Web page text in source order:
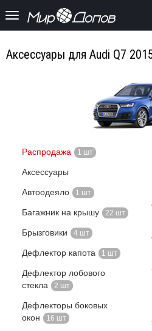
Аксессуары для Audi Q7
Распродажа 1 шт
Аксессуары
Автоодеяло 1 шт
Багажник на крышу 22 шт
Брызговики 4 шт
Дефлектор капота 1 шт
Дефлектор лобового
стекла
2 шт
Дефлекторы боковых
окон
16 шт